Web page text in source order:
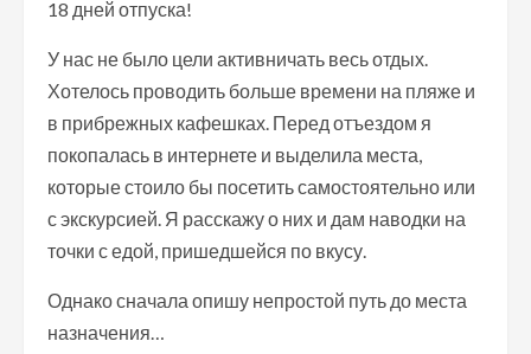
18 дней отпуска!
У нас не было цели активничать весь отдых.
Хотелось проводить больше времени на пляже и
в прибрежных кафешках. Перед отъездом я
покопалась в интернете и выделила места,
которые стоило бы посетить самостоятельно или
с экскурсией. Я расскажу о них и дам наводки на
точки с едой, пришедшейся по вкусу.
Однако сначала опишу непростой путь до места
назначения…